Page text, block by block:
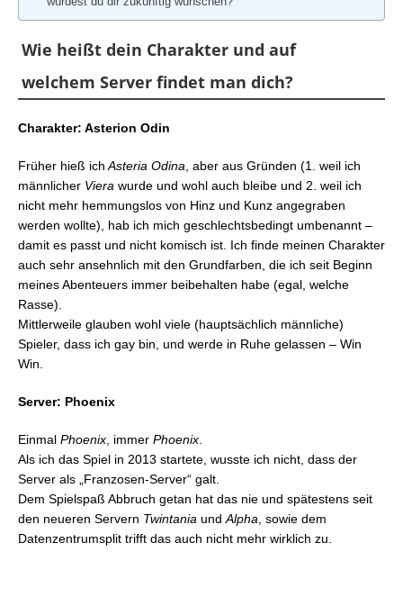
Wie heißt dein Charakter und auf
welchem Server findet man dich?
Charakter: Asterion Odin
Früher hieß ich Asteria Odina , aber aus Gründen (1. weil ich
männlicher Viera wurde und wohl auch bleibe und 2. weil ich
nicht mehr hemmungslos von Hinz und Kunz angegraben
werden wollte), hab ich mich geschlechtsbedingt umbenannt –
damit es passt und nicht komisch ist. Ich finde meinen Charakter
auch sehr ansehnlich mit den Grundfarben, die ich seit Beginn
meines Abenteuers immer beibehalten habe (egal, welche
Rasse).
Mittlerweile glauben wohl viele (hauptsächlich männliche)
Spieler, dass ich gay bin, und werde in Ruhe gelassen – Win
Win.
Server: Phoenix
Einmal Phoenix , immer Phoenix
Als ich das Spiel in 2013 startete, wusste ich nicht, dass der
Server als „Franzosen-Server“ galt.
Dem Spielspaß Abbruch getan hat das nie und spätestens seit
den neueren Servern Twintania und Alpha , sowie dem
Datenzentrumsplit trifft das auch nicht mehr wirklich zu.